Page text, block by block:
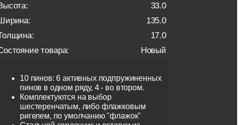
33.0
135.0
17.0
товара:
Новый
10 пинов: 6 активных подпружиненных
пинов в одном ряду, 4 - во втором.
Комплектуются на выбор
шестеренчатым, либо флажковым
ригелем, по умолчанию "флажок"